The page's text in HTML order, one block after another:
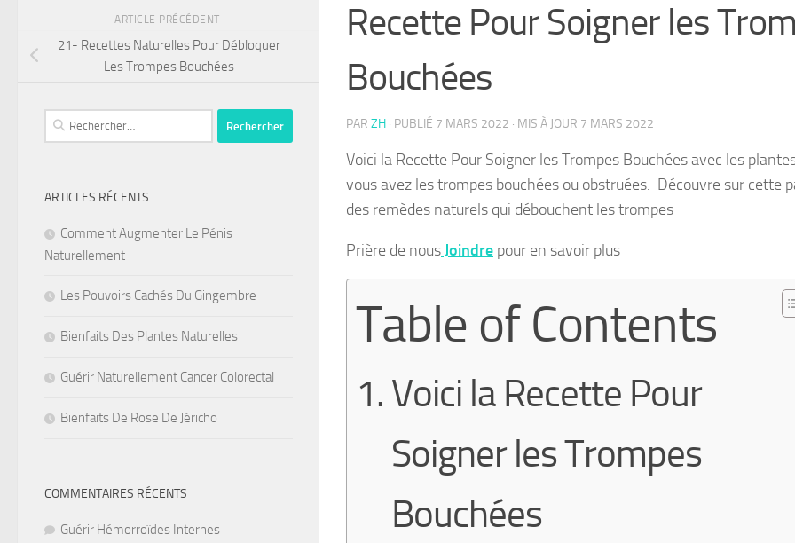
Recette Pour Soigner les
Bouchées
PAR ZH · PUBLIÉ 7 MARS 2022 · MIS À JOUR 7 MARS 2022
Voici la Recette Pour Soigner les Trompes Bouchées avec les
vous avez les trompes bouchées ou obstruées. Découvre sur cette
des remèdes naturels qui débouchent les trompes
Prière de nousJoindre pour en savoir plus
Table of Contents
Voici la Recette Pour
Soigner les Trompes
Bouchées
ARTICLE PRÉCÉDENT
21- Recettes Naturelles Pour Débloquer
Les Trompes Bouchées
Rechercher :
ARTICLES RÉCENTS
Comment Augmenter Le Pénis
Naturellement
Les Pouvoirs Cachés Du Gingembre
Bienfaits Des Plantes Naturelles
Guérir Naturellement Cancer Colorectal
Bienfaits De Rose De Jéricho
COMMENTAIRES RÉCENTS
Guérir Hémorroïdes Internes